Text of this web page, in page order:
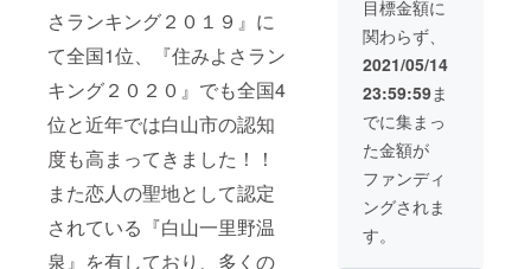
さランキング２０１９』に
て全国1位、『住みよさラン
キング２０２０』でも全国4
位と近年では白山市の認知
度も高まってきました！！
また恋人の聖地として認定
されている『白山一里野温
泉』を有しており、多くの
（ハー
ト形
クッ
＆コー
ヒー
×2） 定
数
20 ※
雨天の
場合中
海の
日）10
時～15
時まで
海上遊
具で30
分間遊
べる券
（2名ま
で）
※7/22（
ルに名
前が入
る モ
ニュメ
ント＆
動画の
名前
は、半
永久的
にそれ
ぞれの
目標金額に
関わらず、
2021/05/14
23:59:59ま
でに集まっ
た金額が
ファンディ
ングされま
す。